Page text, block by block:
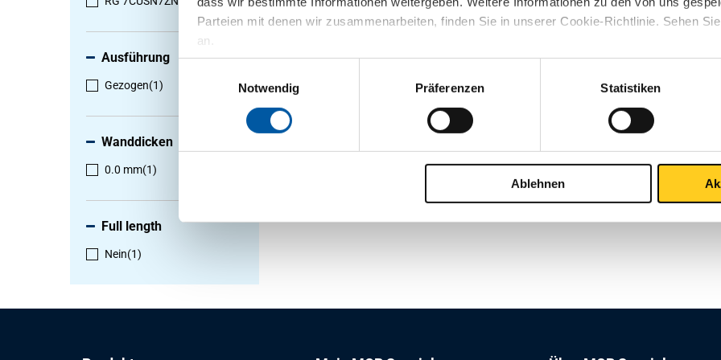
Parteien mit denen wir zusammenarbeiten, finden Sie in unserer Cookie-Richtlinie. Sehen
an.
Notwendig
Präferenzen Statistiken
Ablehnen
Ausführung
Gezogen(1)
Wanddicken
0.0 mm(1)
Full length
Nein(1)
1- 1 von1